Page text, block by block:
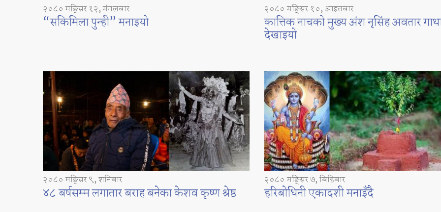
२०८० मङ्सिर १२, मंगलबार
“सकिमिला पुन्ही” मनाइयो
२०८० मङ्सिर १०, आइतबार
कात्तिक नाचको मुख्य अंश नृसिंह अवतार
देखाइयो
२०८० मङ्सिर ९, शनिबार
४८ बर्षसम्म लगातार बराह बनेका केशव कृष्ण श्रेष्ठ
२०८० मङ्सिर ७, बिहिबार
हरिबाेधिनी एकादशी मनाइँदै